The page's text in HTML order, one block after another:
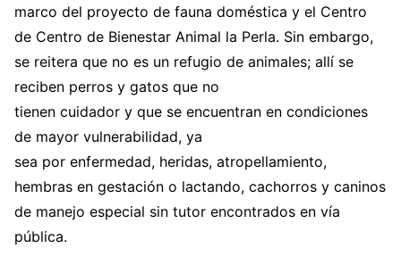
marco del proyecto de fauna doméstica y el Centro
de Centro de Bienestar Animal la Perla. Sin embargo,
se reitera que no es un refugio de animales; allí se
reciben perros y gatos que no
tienen cuidador y que se encuentran en condiciones
de mayor vulnerabilidad, ya
sea por enfermedad, heridas, atropellamiento,
hembras en gestación o lactando, cachorros y caninos
de manejo especial sin tutor encontrados en vía
pública.